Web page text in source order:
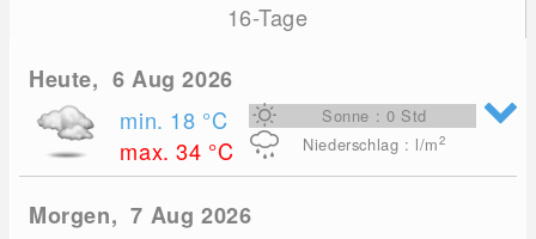
16-Tage
Heute, 6 Aug 2026
min. 18 °C
max. 34 °C
Sonne : 0 Std
Niederschlag : l/m2
Morgen, 7 Aug 2026